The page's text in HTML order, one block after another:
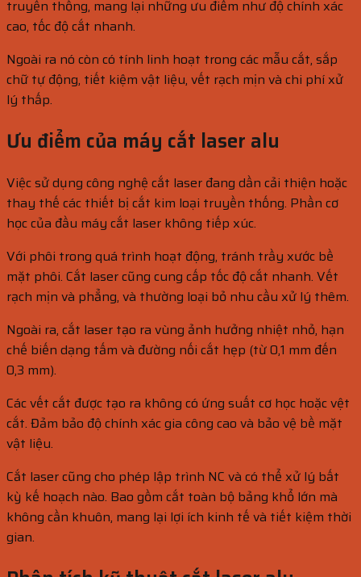
truyền thống, mang lại những ưu điểm như độ chính xác
cao, tốc độ cắt nhanh.
Ngoài ra nó còn có tính linh hoạt trong các mẫu cắt, sắp
chữ tự động, tiết kiệm vật liệu, vết rạch mịn và chi phí xử
lý thấp.
Ưu điểm của máy cắt laser alu
Việc sử dụng công nghệ cắt laser đang dần cải thiện hoặc
thay thế các thiết bị cắt kim loại truyền thống. Phần cơ
học của đầu máy cắt laser không tiếp xúc.
Với phôi trong quá trình hoạt động, tránh trầy xước bề
mặt phôi. Cắt laser cũng cung cấp tốc độ cắt nhanh. Vết
rạch mịn và phẳng, và thường loại bỏ nhu cầu xử lý thêm.
Ngoài ra, cắt laser tạo ra vùng ảnh hưởng nhiệt nhỏ, hạn
chế biến dạng tấm và đường nối cắt hẹp (từ 0,1 mm đến
0,3 mm).
Các vết cắt được tạo ra không có ứng suất cơ học hoặc vệt
cắt. Đảm bảo độ chính xác gia công cao và bảo vệ bề mặt
vật liệu.
Cắt laser cũng cho phép lập trình NC và có thể xử lý bất
kỳ kế hoạch nào. Bao gồm cắt toàn bộ bảng khổ lớn mà
không cần khuôn, mang lại lợi ích kinh tế và tiết kiệm thời
gian.